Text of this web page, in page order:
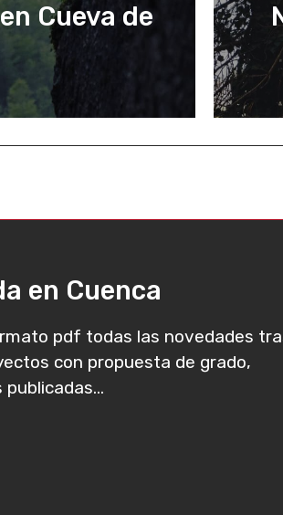
Cueva de
en Cuenca
pdf todas las novedades
con propuesta de grado,